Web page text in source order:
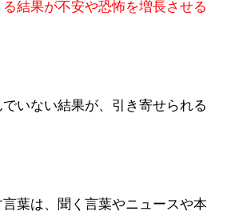
結果が不安や恐怖を増長させる
いない結果が、引き寄せられる
葉は、聞く言葉やニュースや本